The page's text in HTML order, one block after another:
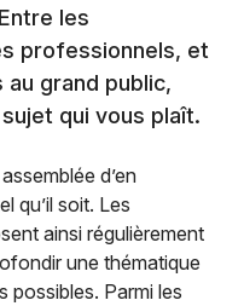
les
professionnels, et
grand public,
qui vous plaît.
d’en
qu’il soit. Les
ainsi régulièrement
une thématique
possibles. Parmi les